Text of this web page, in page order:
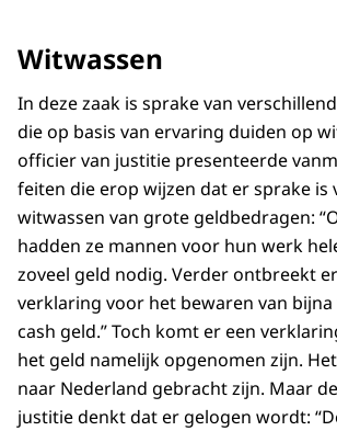
Witwassen
In deze zaak is sprake van
die op basis van ervaring duiden op
officier van justitie presenteerde
feiten die erop wijzen dat er sprake is
witwassen van grote geldbedragen:
hadden ze mannen voor hun werk
zoveel geld nodig. Verder ontbreekt
verklaring voor het bewaren van
cash geld.” Toch komt er een
het geld namelijk opgenomen zijn.
naar Nederland gebracht zijn. Maar
justitie denkt dat er gelogen wordt: